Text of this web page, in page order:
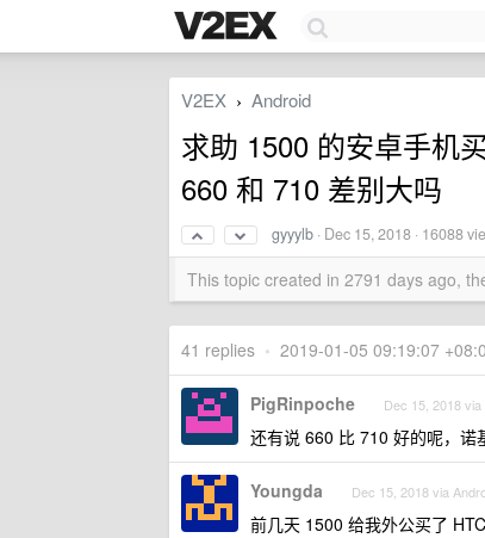
V2EX › Android
求助 1500 的安卓手机
660 和 710 差别大吗
gyyylb · Dec 15, 2018 · 16088
This topic created in 2791 days ago,
41 replies • 2019-01-05 09:19:07
PigRinpoche Dec 15, 2018 via
还有说 660 比 710 好的呢，诺
Youngda Dec 15, 2018 via
前几天 1500 给我外公买了